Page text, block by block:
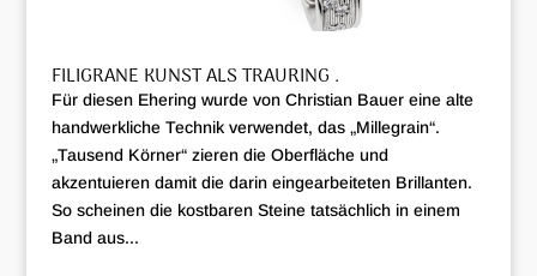
FILIGRANE KUNST ALS TRAURING .
Für diesen Ehering wurde von Christian Bauer eine alte
handwerkliche Technik verwendet, das „Millegrain“.
„Tausend Körner“ zieren die Oberfläche und
akzentuieren damit die darin eingearbeiteten Brillanten.
So scheinen die kostbaren Steine tatsächlich in einem
Band aus...